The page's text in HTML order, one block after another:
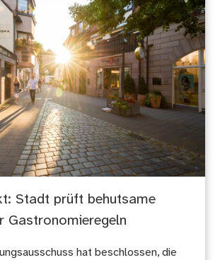
Stadt prüft behutsame
Gastronomieregeln
hat beschlossen, die